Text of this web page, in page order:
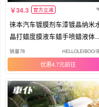
34.3 官方立减
徕本汽车镀膜剂车漆镀晶纳米
晶打蜡度膜液车蜡手喷蜡液体
雾剂
销量78 HELLOLEIBOO/
优惠4.7元